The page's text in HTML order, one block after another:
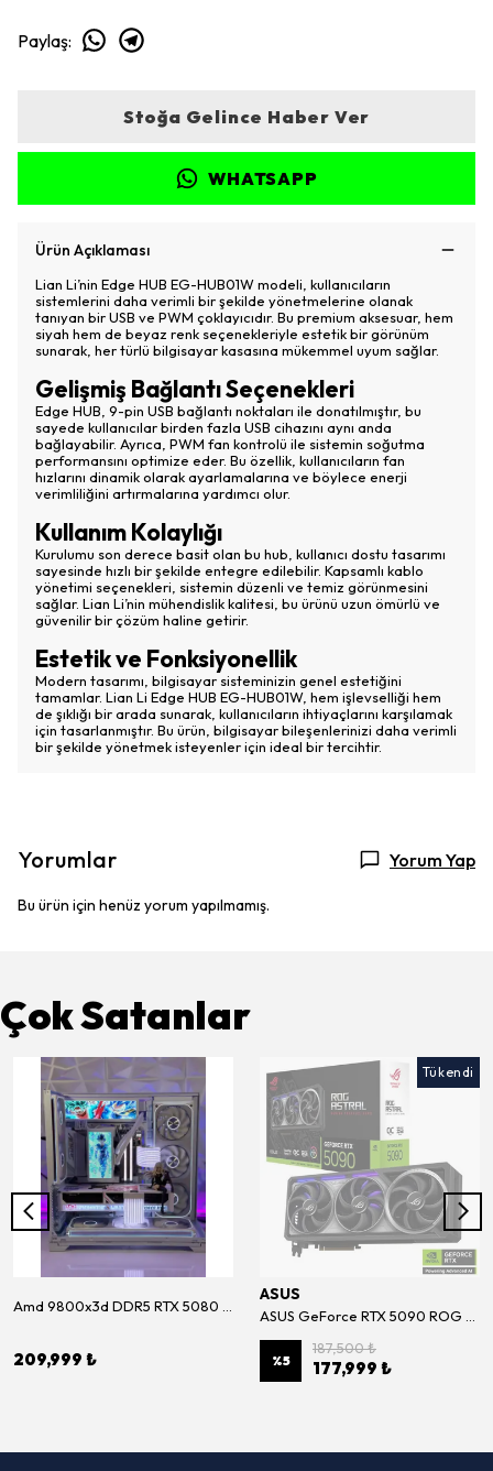
Paylaş:
Stoğa Gelince Haber Ver
WHATSAPP
Ürün Açıklaması
Lian Li’nin Edge HUB EG-HUB01W modeli, kullanıcıların
sistemlerini daha verimli bir şekilde yönetmelerine olanak
tanıyan bir USB ve PWM çoklayıcıdır. Bu premium aksesuar, hem
siyah hem de beyaz renk seçenekleriyle estetik bir görünüm
sunarak, her türlü bilgisayar kasasına mükemmel uyum sağlar.
Gelişmiş Bağlantı Seçenekleri
Edge HUB, 9-pin USB bağlantı noktaları ile donatılmıştır, bu
sayede kullanıcılar birden fazla USB cihazını aynı anda
bağlayabilir. Ayrıca, PWM fan kontrolü ile sistemin soğutma
performansını optimize eder. Bu özellik, kullanıcıların fan
hızlarını dinamik olarak ayarlamalarına ve böylece enerji
verimliliğini artırmalarına yardımcı olur.
Kullanım Kolaylığı
Kurulumu son derece basit olan bu hub, kullanıcı dostu tasarımı
sayesinde hızlı bir şekilde entegre edilebilir. Kapsamlı kablo
yönetimi seçenekleri, sistemin düzenli ve temiz görünmesini
sağlar. Lian Li’nin mühendislik kalitesi, bu ürünü uzun ömürlü ve
güvenilir bir çözüm haline getirir.
Estetik ve Fonksiyonellik
Modern tasarımı, bilgisayar sisteminizin genel estetiğini
tamamlar. Lian Li Edge HUB EG-HUB01W, hem işlevselliği hem
de şıklığı bir arada sunarak, kullanıcıların ihtiyaçlarını karşılamak
için tasarlanmıştır. Bu ürün, bilgisayar bileşenlerinizi daha verimli
bir şekilde yönetmek isteyenler için ideal bir tercihtir.
Yorumlar Yorum Yap
Bu ürün için henüz yorum yapılmamış.
Çok Satanlar
209,999 ₺
Tükendi
ASUS
%5
187,500 ₺
177,999 ₺